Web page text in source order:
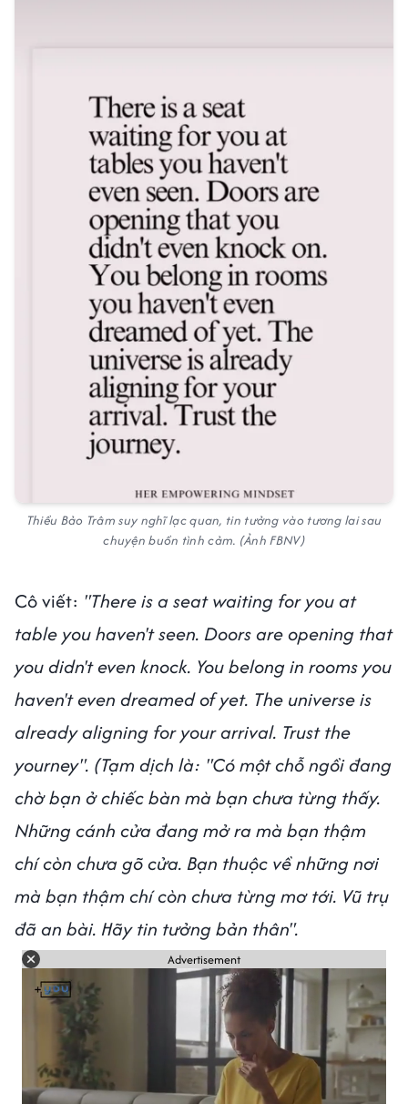
Thiều Bảo Trâm suy nghĩ lạc quan, tin tưởng vào tương lai sau
chuyện buồn tình cảm. (Ảnh FBNV)
Cô viết: "There is a seat waiting for you at
table you haven't seen. Doors are opening that
you didn't even knock. You belong in rooms you
haven't even dreamed of yet. The universe is
already aligning for your arrival. Trust the
yourney". (Tạm dịch là: "Có một chỗ ngồi đang
chờ bạn ở chiếc bàn mà bạn chưa từng thấy.
Những cánh cửa đang mở ra mà bạn thậm
chí còn chưa gõ cửa. Bạn thuộc về những nơi
mà bạn thậm chí còn chưa từng mơ tới. Vũ trụ
đã an bài. Hãy tin tưởng bản thân".
Advertisement